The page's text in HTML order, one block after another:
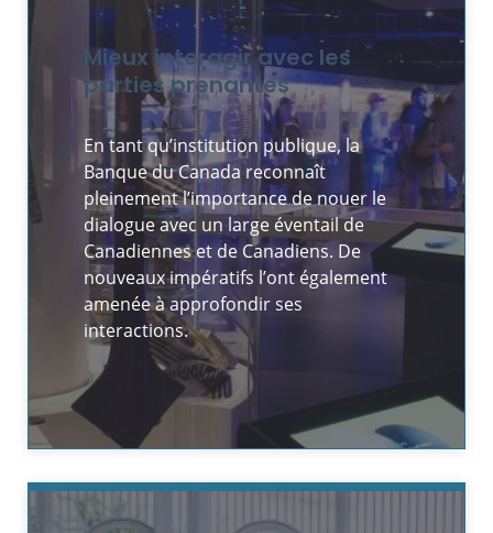
Mieux interagir avec les
parties prenantes
En tant qu’institution publique, la
Banque du Canada reconnaît
pleinement l’importance de nouer le
dialogue avec un large éventail de
Canadiennes et de Canadiens. De
nouveaux impératifs l’ont également
amenée à approfondir ses
interactions.